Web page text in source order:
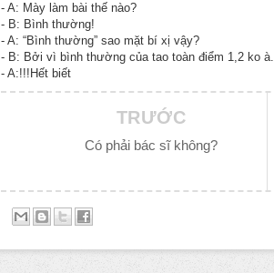
- A: Mày làm bài thế nào?
- B: Bình thường!
- A: “Bình thường” sao mặt bí xị vậy?
- B: Bởi vì bình thường của tao toàn điểm 1,2 ko à.
- A:!!!Hết biết
TRƯỚC
Có phải bác sĩ không?